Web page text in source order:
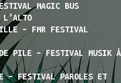
MAGIC BUS
– FMR FESTIVAL
– FESTIVAL MUSIK À
PAROLES ET